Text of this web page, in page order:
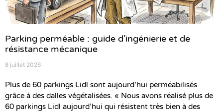
Parking perméable : guide d’ingénierie et de
résistance mécanique
8 juillet 2026
Plus de 60 parkings Lidl sont aujourd’hui perméabilisés
grâce à des dalles végétalisées. « Nous avons réalisé plus de
60 parkings Lidl aujourd’hui qui résistent très bien à des